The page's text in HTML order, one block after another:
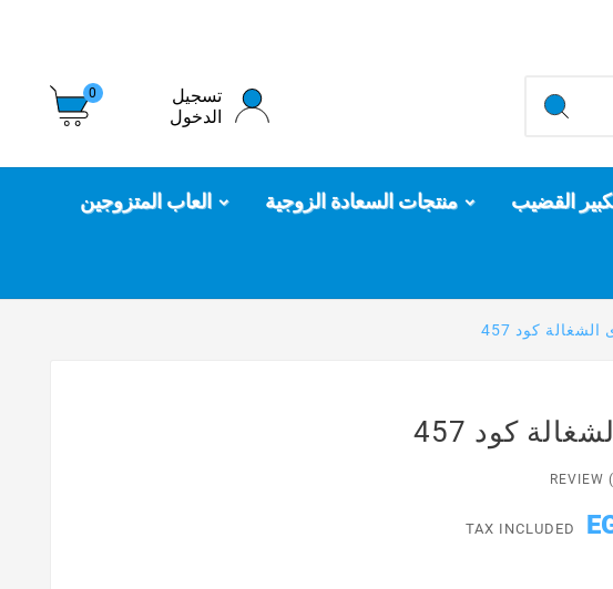
تسجيل
الدخول
0
القضيب منتجات السعادة الزوجية العاب المتزوجين
كود 457
كود 457
REVIEW
TAX INCLUDED